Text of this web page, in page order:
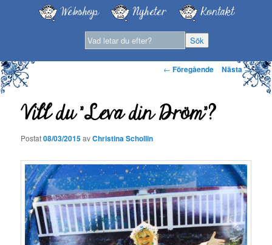
Webshop
Nyheter Kontakt
Inläggsnavigering
← Föregående Nästa→
Vill du ”Leva din Dröm”?
Postat08/03/2015avChristina Schollin